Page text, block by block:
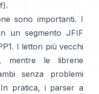
).
sono importanti. I
un segmento JFIF
I lettori più vecchi
mentre le librerie
senza problemi
pratica, i parser a